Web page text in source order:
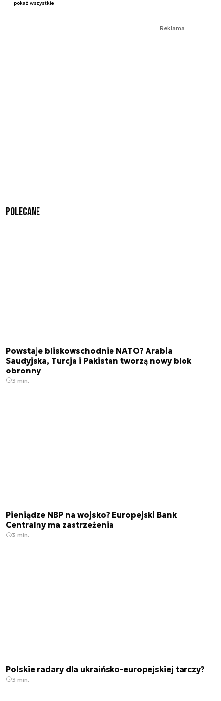
pokaż wszystkie
Reklama
Polecane
Powstaje bliskowschodnie NATO? Arabia
Saudyjska, Turcja i Pakistan tworzą nowy blok
obronny
3 min.
Pieniądze NBP na wojsko? Europejski Bank
Centralny ma zastrzeżenia
3 min.
Polskie radary dla ukraińsko-europejskiej tarczy?
3 min.